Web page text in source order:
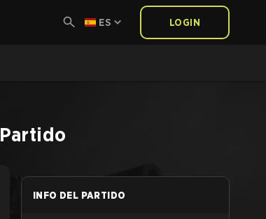
ES LOGIN
Partido
INFO DEL PARTIDO